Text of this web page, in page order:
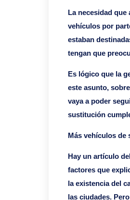
La necesidad
vehículos por
estaban
tengan que
Es lógico que la
este asunto,
vaya a poder
sustitución
Más vehículos de
Hay un artículo
factores que
la existencia del
las ciudades.